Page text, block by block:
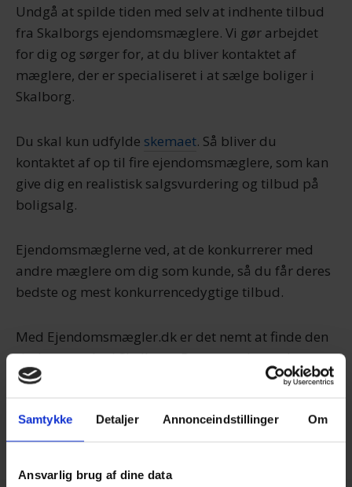
Samtykke Detaljer Annonceindstillinger Om
Ansvarlig brug af dine data
Undgå at spilde tiden med selv at indhente tilbud
fra Skalborgs ejendomsmæglere. Vi gør arbejdet
for dig og sørger for, at du bliver kontaktet af
mæglere, der er specialiseret i at sælge boliger i
Skalborg.
Du skal kun udfylde skemaet. Så bliver du
kontaktet af op til fire ejendomsmæglere, som kan
give dig en realistisk salgsvurdering og tilbud på
boligsalg.
Ejendomsmæglerne ved, at de konkurrerer med
andre mæglere om dig som kunde, så du får deres
bedste og mest konkurrencedygtige tilbud.
Med Ejendomsmægler.dk er det nemt at finde den
rigtige mægler i Skalborg. Det er gratis, og du
binder dig ikke til noget. Du bestemmer helt selv,
om du takker ja til et tilbud eller ej.